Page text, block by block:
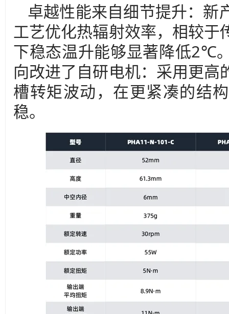
卓越性能来自细节提升：新
工艺优化热辐射效率，相较于
下稳态温升能够显著降低2℃
向改进了自研电机：采用更高
槽转矩波动，在更紧凑的结
稳。